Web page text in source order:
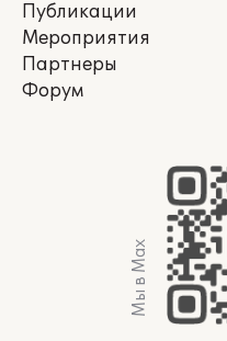
Публикации
Мероприятия
Партнеры
Форум
Мы в Max